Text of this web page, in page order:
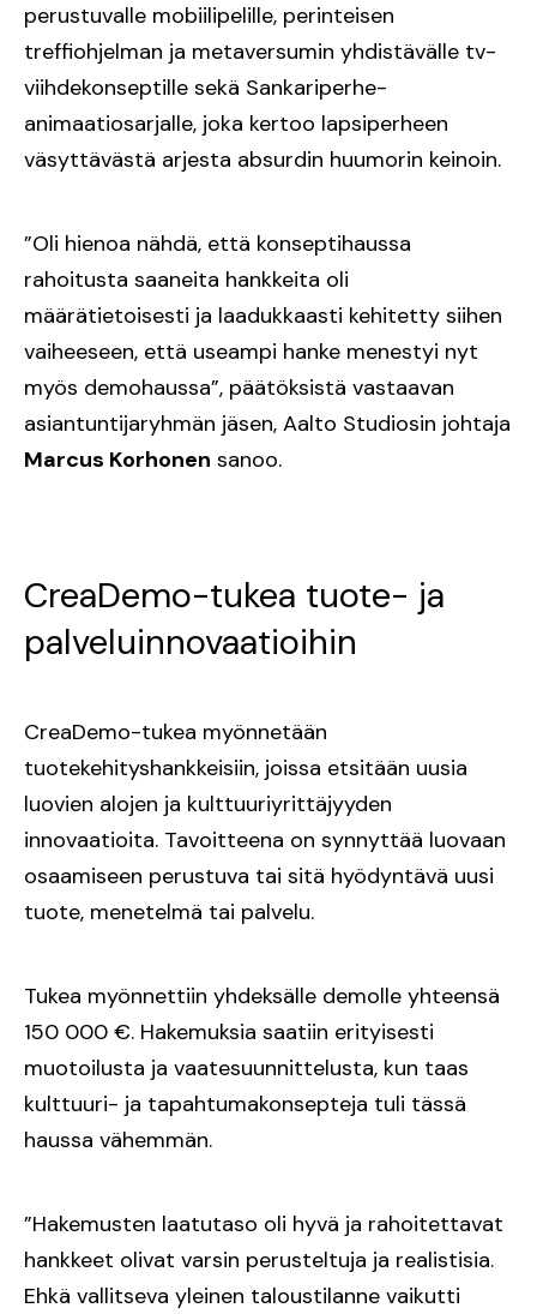
perustuvalle mobiilipelille, perinteisen
treffiohjelman ja metaversumin yhdistävälle tv-
viihdekonseptille sekä Sankariperhe-
animaatiosarjalle, joka kertoo lapsiperheen
väsyttävästä arjesta absurdin huumorin keinoin.
”Oli hienoa nähdä, että konseptihaussa
rahoitusta saaneita hankkeita oli
määrätietoisesti ja laadukkaasti kehitetty siihen
vaiheeseen, että useampi hanke menestyi nyt
myös demohaussa”, päätöksistä vastaavan
asiantuntijaryhmän jäsen, Aalto Studiosin johtaja
Marcus Korhonen sanoo.
CreaDemo-tukea tuote- ja
palveluinnovaatioihin
CreaDemo-tukea myönnetään
tuotekehityshankkeisiin, joissa etsitään uusia
luovien alojen ja kulttuuriyrittäjyyden
innovaatioita. Tavoitteena on synnyttää luovaan
osaamiseen perustuva tai sitä hyödyntävä uusi
tuote, menetelmä tai palvelu.
Tukea myönnettiin yhdeksälle demolle yhteensä
150 000 €. Hakemuksia saatiin erityisesti
muotoilusta ja vaatesuunnittelusta, kun taas
kulttuuri- ja tapahtumakonsepteja tuli tässä
haussa vähemmän.
”Hakemusten laatutaso oli hyvä ja rahoitettavat
hankkeet olivat varsin perusteltuja ja realistisia.
Ehkä vallitseva yleinen taloustilanne vaikutti